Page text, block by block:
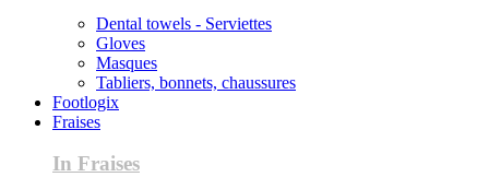
Dental towels - Serviettes
Gloves
Masques
Tabliers, bonnets, chaussures
Footlogix
Fraises
In Fraises